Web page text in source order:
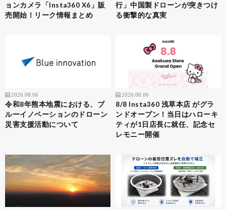
ョンカメラ「Insta360 X6」販
売開始！リーク情報まとめ
行」中国製ドローンが突きつけ
る衝撃的な真実
2026.08.06
令和8年熊本地震における、ブ
ルーイノベーションのドローン
災害支援活動について
2026.08.06
8/8 Insta360 浅草本店 がグラ
ンドオープン！当日はハローキ
ティが1日店長に就任、記念セ
レモニー開催